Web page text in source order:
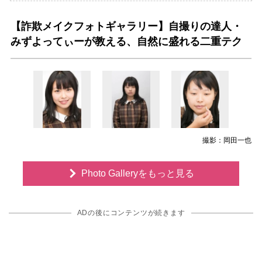
【詐欺メイクフォトギャラリー】自撮りの達人・
みずよってぃーが教える、自然に盛れる二重テク
撮影：岡田一也
Photo Galleryをもっと見る
ADの後にコンテンツが続きます